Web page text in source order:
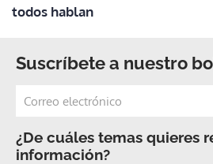
todos hablan
Suscríbete a nuestro
¿De cuáles temas quieres
información?